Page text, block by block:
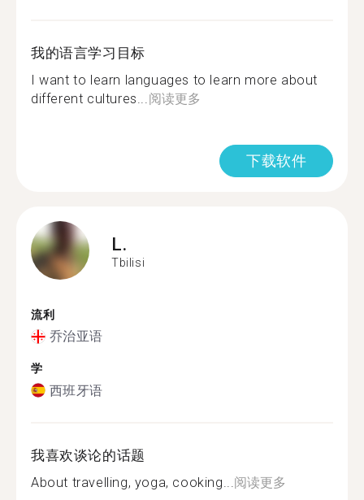
我的语言学习目标
I want to learn languages to learn more about
different cultures... 阅读更多
下载软件
L.
Tbilisi
流利
乔治亚语
学
西班牙语
我喜欢谈论的话题
About travelling, yoga, cooking... 阅读更多